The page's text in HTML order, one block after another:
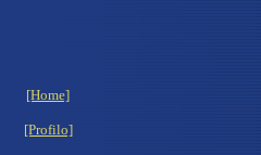
[Home]
[Profilo]